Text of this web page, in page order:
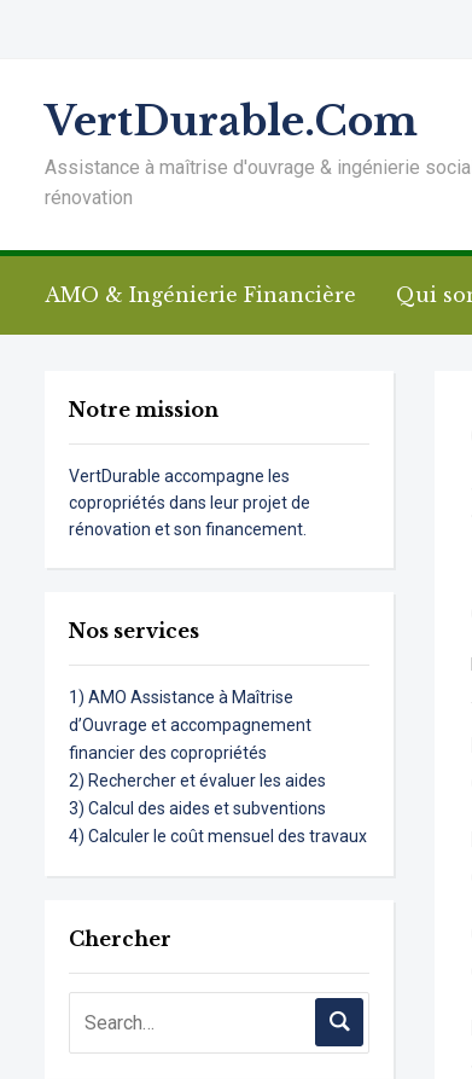
VertDurable.Com
Assistance à maîtrise d'ouvrage & ingénierie
rénovation
AMO & Ingénierie Financière Qui
Notre mission
VertDurable accompagne les
copropriétés dans leur projet de
rénovation et son financement.
Nos services
1) AMO Assistance à Maîtrise
d’Ouvrage et accompagnement
financier des copropriétés
2) Rechercher et évaluer les aides
3) Calcul des aides et subventions
4) Calculer le coût mensuel des travaux
Chercher